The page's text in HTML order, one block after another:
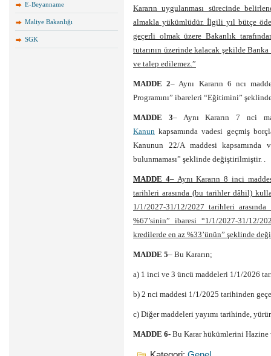
E-Beyanname
Maliye Bakanlığı
SGK
Kararın uygulanması sürecinde
almakla yükümlüdür. İlgili yıl bütçe
geçerli olmak üzere Bakanlık
tutarının üzerinde kalacak şekilde
ve talep edilemez.”
MADDE 2– Aynı Kararın 6 ncı
Programını” ibareleri “Eğitimini”
MADDE 3– Aynı Kararın 7 nci
Kanun kapsamında vadesi geçmiş
Kanunun 22/A maddesi
bulunmaması” şeklinde değiştirilmiştir. .
MADDE 4– Aynı Kararın 8 inci
tarihleri arasında (bu tarihler dâhil)
1/1/2027-31/12/2027 tarihleri
%67’sinin” ibaresi “1/1/2027-31/12/
kredilerde en az %33’ünün” şeklinde
MADDE 5– Bu Kararın;
a) 1 inci ve 3 üncü maddeleri 1/1/2026
b) 2 nci maddesi 1/1/2025 tarihinden
c) Diğer maddeleri yayımı tarihinde,
MADDE 6- Bu Karar hükümlerini